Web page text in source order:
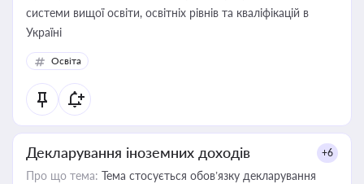
системи вищої освіти, освітніх рівнів та кваліфікацій в
Україні
Освіта
Декларування іноземних доходів +6
Про що тема: Тема стосується обов’язку декларування